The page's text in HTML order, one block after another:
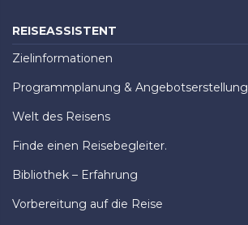
REISEASSISTENT
Zielinformationen
Programmplanung & Angebotserstellung
Welt des Reisens
Finde einen Reisebegleiter.
Bibliothek – Erfahrung
Vorbereitung auf die Reise